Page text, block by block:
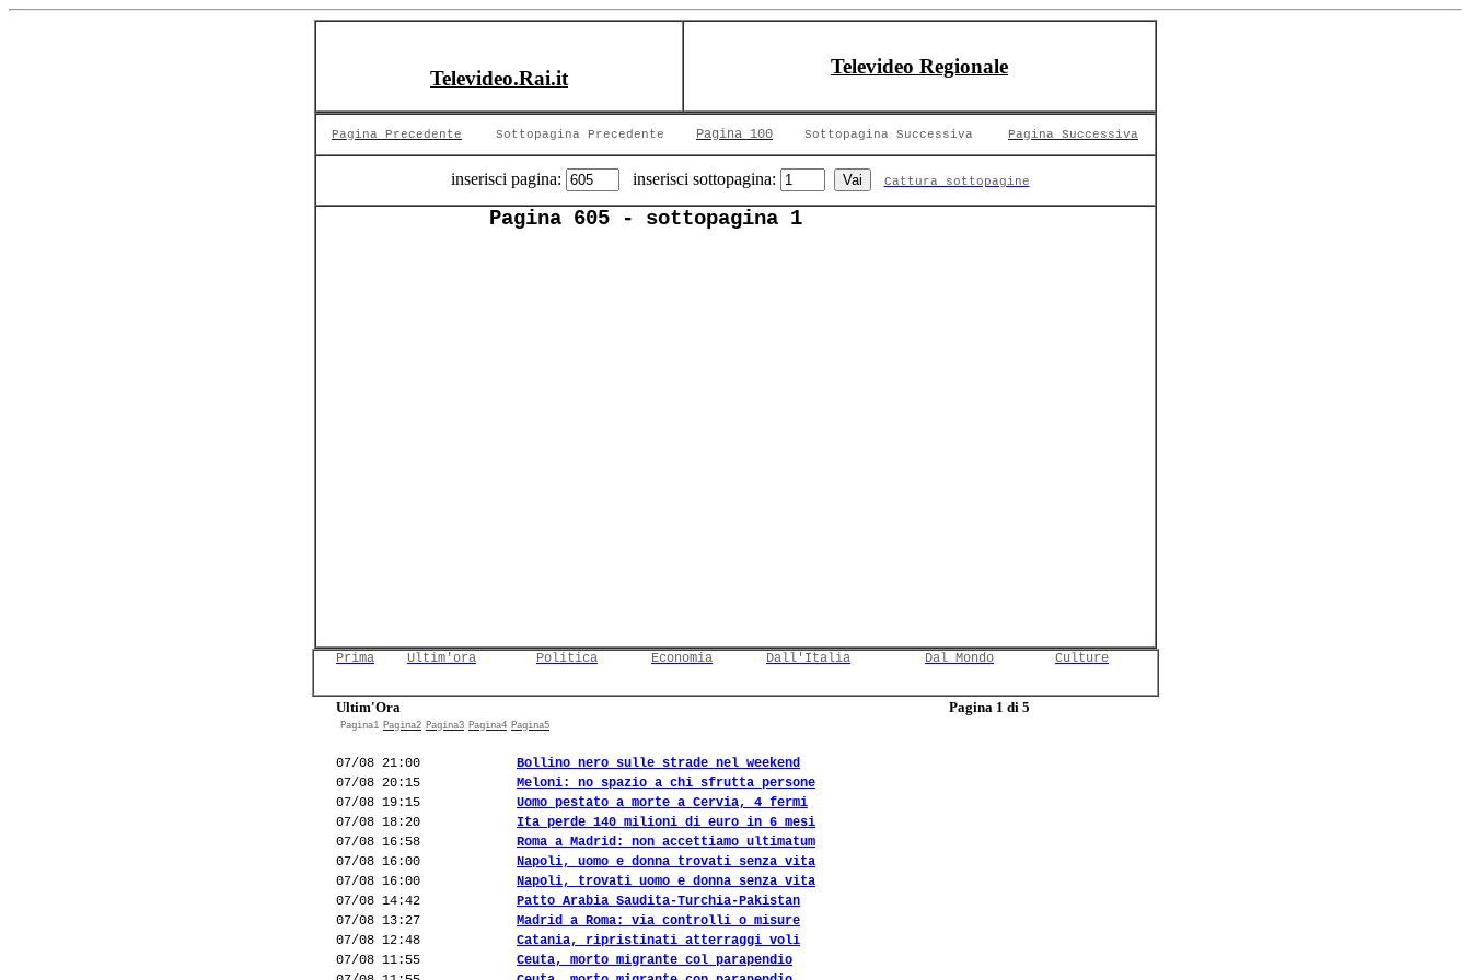
Televideo.Rai.it
Televideo Regionale
Pagina Precedente Sottopagina Precedente Pagina 100 Sottopagina Successiva Pagina Successiva
inserisci pagina: inserisci sottopagina: Cattura sottopagine
Pagina 605 - sottopagina 1
Prima Ultim'ora Politica Economia Dall'Italia Dal Mondo Culture
Ultim'Ora Pagina 1 di 5
Pagina1 Pagina2 Pagina3 Pagina4 Pagina5
07/08 21:00
Bollino nero sulle strade nel weekend
07/08 20:15
Meloni: no spazio a chi sfrutta persone
07/08 19:15
Uomo pestato a morte a Cervia, 4 fermi
07/08 18:20
Ita perde 140 milioni di euro in 6 mesi
07/08 16:58
Roma a Madrid: non accettiamo ultimatum
07/08 16:00
Napoli, uomo e donna trovati senza vita
07/08 16:00
Napoli, trovati uomo e donna senza vita
07/08 14:42
Patto Arabia Saudita-Turchia-Pakistan
07/08 13:27
Madrid a Roma: via controlli o misure
07/08 12:48
Catania, ripristinati atterraggi voli
07/08 11:55
Ceuta, morto migrante col parapendio